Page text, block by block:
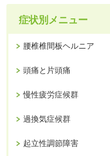
症状別メニュー
腰椎椎間板ヘルニア
頭痛と片頭痛
慢性疲労症候群
過換気症候群
起立性調節障害